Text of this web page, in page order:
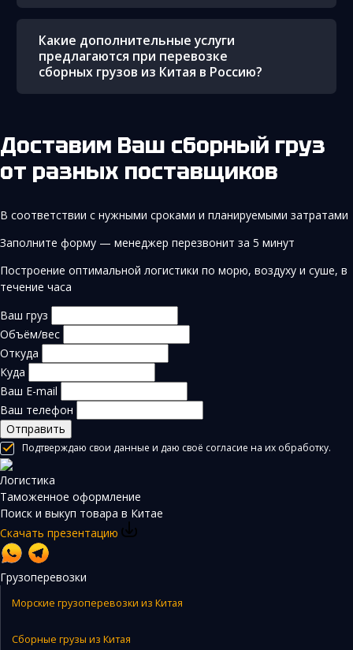
Какие дополнительные услуги
предлагаются при перевозке
сборных грузов из Китая в Россию?
Доставим Ваш сборный груз
от разных поставщиков
В соответствии с нужными сроками и планируемыми затратами
Заполните форму — менеджер перезвонит за 5 минут
Построение оптимальной логистики по морю, воздуху и суше, в
течение часа
Ваш груз
Объём/вес
Откуда
Куда
Ваш E-mail
Ваш телефон
Отправить
Подтверждаю свои данные и даю своё согласие на их обработку.
Логистика
Таможенное оформление
Поиск и выкуп товара в Китае
Скачать презентацию
Грузоперевозки
Морские грузоперевозки из Китая
Сборные грузы из Китая